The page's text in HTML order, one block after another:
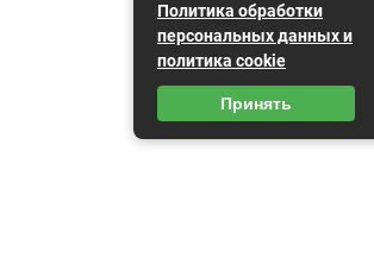
Политика обработки
персональных данных и
политика cookie
Принять